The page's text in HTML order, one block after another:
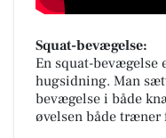
Squat-bevægelse:
En squat-bevægelse
hugsidning. Man
bevægelse i både
øvelsen både